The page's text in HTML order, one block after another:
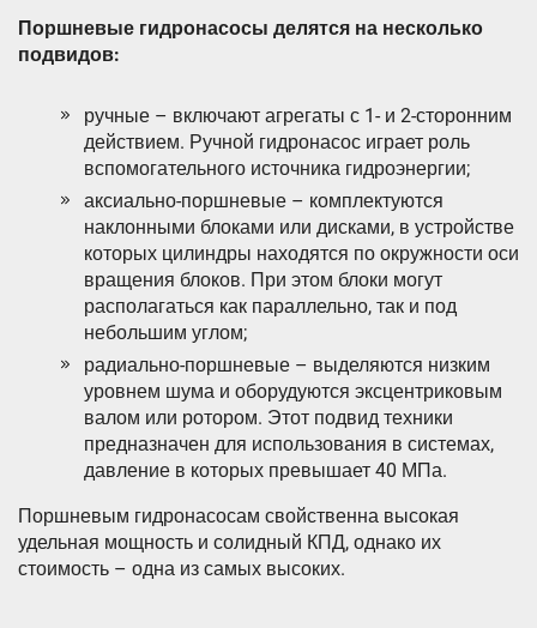
Поршневые гидронасосы делятся на несколько
подвидов:
ручные – включают агрегаты с 1- и 2-сторонним
действием. Ручной гидронасос играет роль
вспомогательного источника гидроэнергии;
аксиально-поршневые – комплектуются
наклонными блоками или дисками, в устройстве
которых цилиндры находятся по окружности оси
вращения блоков. При этом блоки могут
располагаться как параллельно, так и под
небольшим углом;
радиально-поршневые – выделяются низким
уровнем шума и оборудуются эксцентриковым
валом или ротором. Этот подвид техники
предназначен для использования в системах,
давление в которых превышает 40 МПа.
Поршневым гидронасосам свойственна высокая
удельная мощность и солидный КПД, однако их
стоимость – одна из самых высоких.